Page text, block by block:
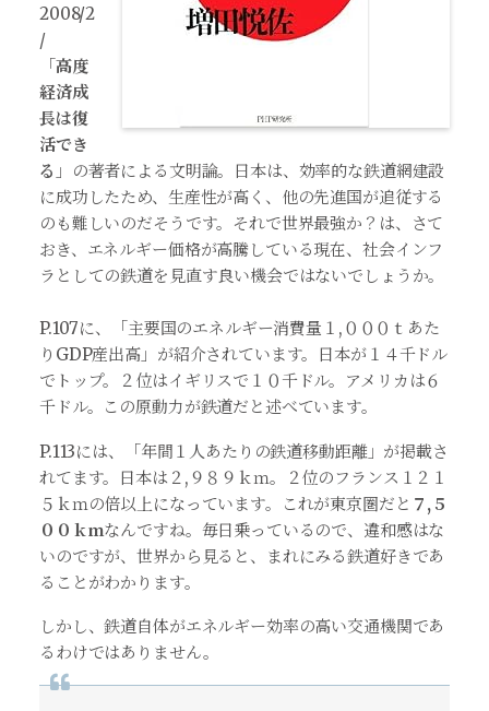
2008/2
/
「 高度
経済成
長は復
活でき
る 」の著者による文明論。日本は、効率的な鉄道網建設
に成功したため、生産性が高く、他の先進国が追従する
のも難しいのだそうです。それで世界最強か？は、さて
おき、エネルギー価格が高騰している現在、社会インフ
ラとしての鉄道を見直す良い機会ではないでしょうか。
P.107に、「主要国のエネルギー消費量１,０００ｔあた
りGDP産出高」が紹介されています。日本が１４千ドル
でトップ。２位はイギリスで１０千ドル。アメリカは６
千ドル。この原動力が鉄道だと述べています。
P.113には、「年間１人あたりの鉄道移動距離」が掲載さ
れてます。日本は２,９８９ｋｍ。２位のフランス１２１
５ｋｍの倍以上になっています。これが東京圏だと ７,５
００ｋｍなんですね。毎日乗っているので、違和感はな
いのですが、世界から見ると、まれにみる鉄道好きであ
ることがわかります。
しかし、鉄道自体がエネルギー効率の高い交通機関であ
るわけではありません。